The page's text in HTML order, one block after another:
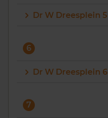
Dr W Dreesplein 5
6
Dr W Dreesplein 6
7